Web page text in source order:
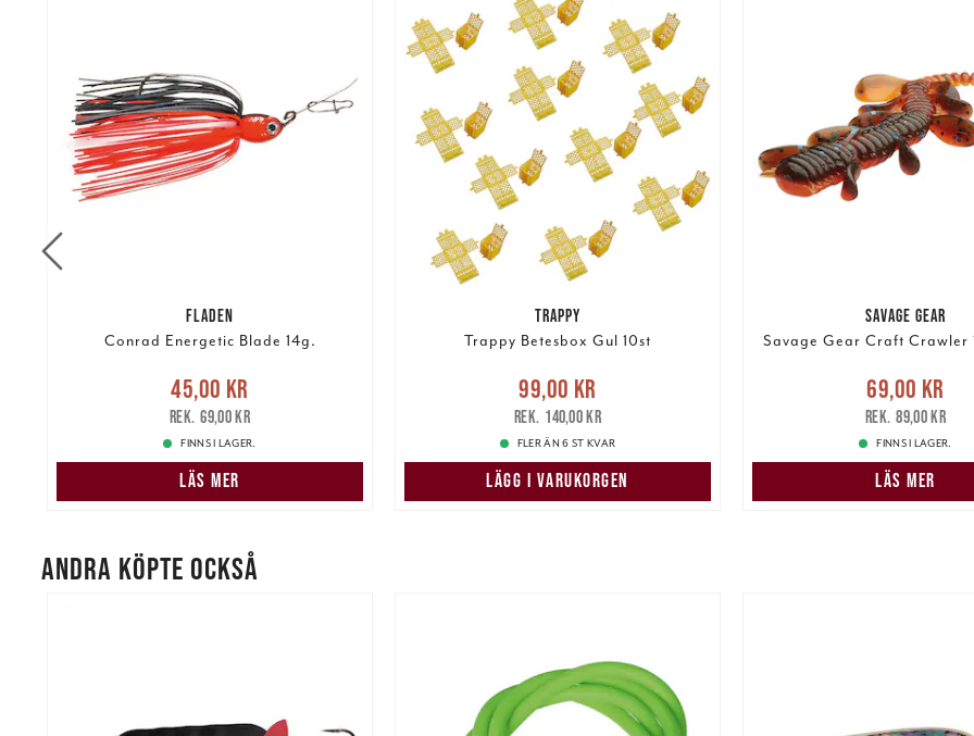
FLADEN
Conrad Energetic Blade 14g.
Nuvarande pris:45,00 kr
pris:69,00 kr
45,00 kr
69,00 kr
FINNS I LAGER.
LÄS MER
TRAPPY
Trappy Betesbox Gul 10st
Nuvarande pris:99,00 kr
pris:140,00 kr
99,00 kr
140,00 kr
FLER ÄN 6 ST KVAR
LÄGG I VARUKORGEN
SAVAGE GEAR
Savage Gear Craft Crawler
Nuvarande pris:69,00 kr
pris:89,00 kr
69,00 kr
89,00 kr
FINNS I LAGER.
LÄS MER
ANDRA KÖPTE OCKSÅ